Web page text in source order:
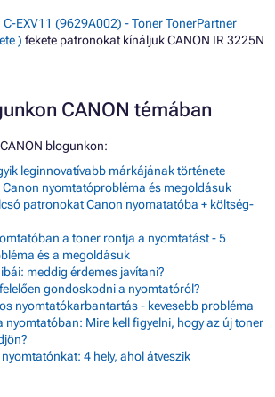
C-EXV11 (9629A002) - Toner TonerPartner
) fekete patronokat kínáljuk CANON IR 3225N
CANON témában
blogunkon:
leginnovatívabb márkájának története
nyomtatóprobléma és megoldásuk
patronokat Canon nyomatatóba + költség-
a toner rontja a nyomtatást - 5
és a megoldásuk
meddig érdemes javítani?
gondoskodni a nyomtatóról?
nyomtatókarbantartás - kevesebb probléma
nyomtatóban: Mire kell figyelni, hogy az új toner
4 hely, ahol átveszik